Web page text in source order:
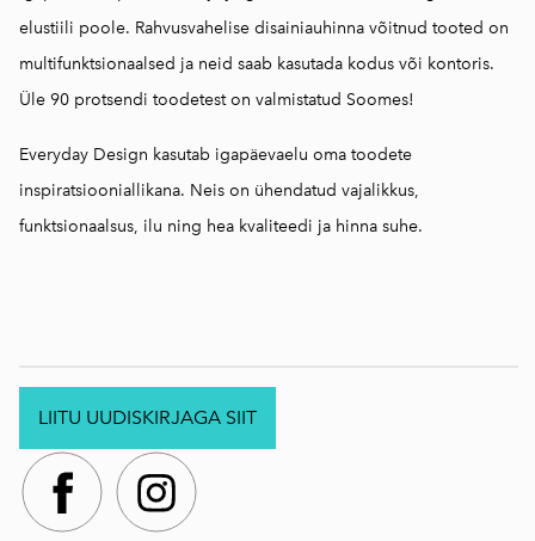
elustiili poole. Rahvusvahelise disainiauhinna võitnud tooted on
multifunktsionaalsed ja neid saab kasutada kodus või kontoris.
Üle 90 protsendi toodetest on valmistatud Soomes!
Everyday Design kasutab igapäevaelu oma toodete
inspiratsiooniallikana. Neis on ühendatud vajalikkus,
funktsionaalsus, ilu ning hea kvaliteedi ja hinna suhe.
LIITU UUDISKIRJAGA SIIT